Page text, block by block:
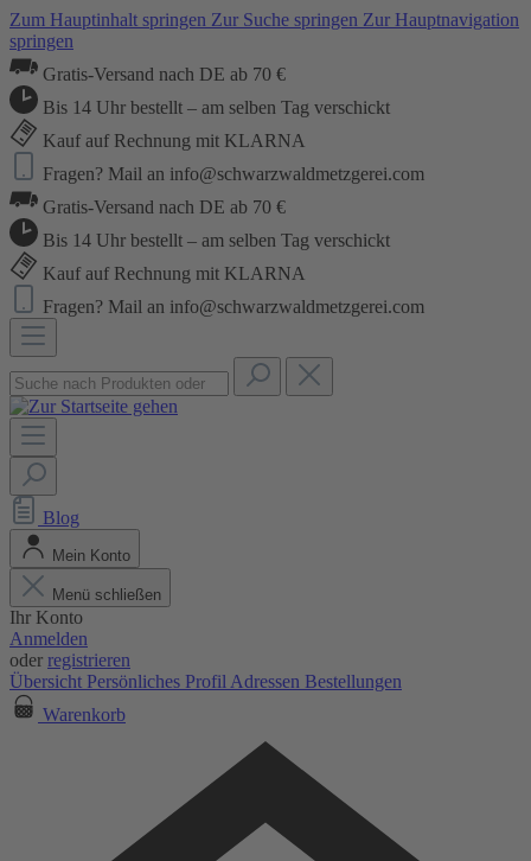
Zum Hauptinhalt springen Zur Suche springen Zur Hauptnavigation
springen
Gratis-Versand nach DE ab 70 €
Bis 14 Uhr bestellt – am selben Tag verschickt
Kauf auf Rechnung mit KLARNA
Fragen? Mail an info@schwarzwaldmetzgerei.com
Gratis-Versand nach DE ab 70 €
Bis 14 Uhr bestellt – am selben Tag verschickt
Kauf auf Rechnung mit KLARNA
Fragen? Mail an info@schwarzwaldmetzgerei.com
Blog
Mein Konto
Menü schließen
Ihr Konto
Anmelden
oder registrieren
Übersicht Persönliches Profil Adressen Bestellungen
Warenkorb